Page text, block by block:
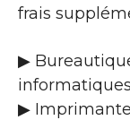
frais
▶
informatiques
▶ Imprimante